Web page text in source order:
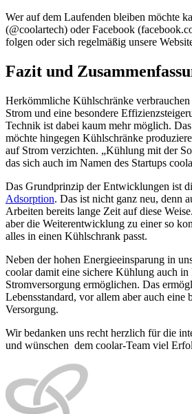
Wer auf dem Laufenden bleiben möchte
(@coolartech) oder Facebook
folgen oder sich regelmäßig unsere
Fazit und
Herkömmliche Kühlschränke
Strom und eine besondere
Technik ist dabei kaum mehr möglich.
möchte hingegen Kühlschränke
auf Strom verzichten. „Kühlung mit der
das sich auch im Namen des Startups
Das Grundprinzip der Entwicklungen ist
Adsorption. Das ist nicht ganz neu, denn
Arbeiten bereits lange Zeit auf diese
aber die Weiterentwicklung zu einer so
alles in einen Kühlschrank passt.
Neben der hohen Energieeinsparung in
coolar damit eine sichere Kühlung auch in
Stromversorgung ermöglichen. Das
Lebensstandard, vor allem aber auch eine
Versorgung.
Wir bedanken uns recht herzlich für die
und wünschen dem coolar-Team viel